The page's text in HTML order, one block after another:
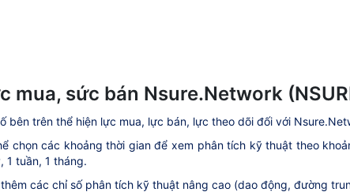
mua, sức bán Nsure.Network
bên trên thể hiện lực mua, lực bán, lực theo dõi đối với
chọn các khoảng thời gian để xem phân tích kỹ thuật theo
1 tuần, 1 tháng.
các chỉ số phân tích kỹ thuật nâng cao (dao động, đường